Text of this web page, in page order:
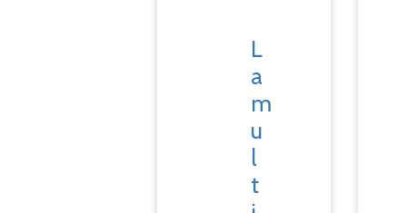
L
a
m
u
l
t